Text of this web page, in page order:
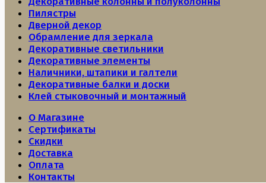
Пилястры
Дверной декор
Обрамление для зеркала
Декоративные светильники
Декоративные элементы
Наличники, штапики и галтели
Декоративные балки и доски
Клей стыковочный и монтажный
О Магазине
Сертификаты
Скидки
Доставка
Оплата
Контакты